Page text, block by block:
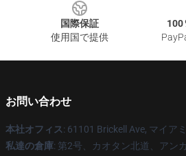
国際保証
使用国で提供
100
お問い合わせ
本社オフィス: 61101 Brickell Ave, マイア
私達の倉庫: 第2号、カオタン北道、アン